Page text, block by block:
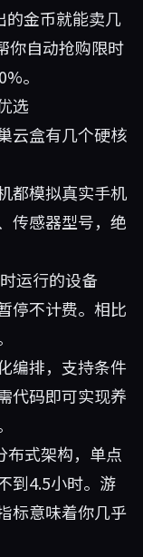
的金币就能卖几
你自动抢购限时
。
选
云盒有几个硬核
都模拟真实手机
传感器型号，绝
运行的设备
停不计费。相比
编排，支持条件
代码即可实现养
布式架构，单点
到4.5小时。游
标意味着你几乎